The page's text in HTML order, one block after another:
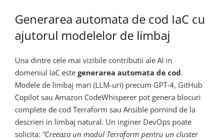
Generarea automata de cod IaC cu
ajutorul modelelor de limbaj
Una dintre cele mai vizibile contributii ale AI in
domeniul IaC este generarea automata de cod.
Modele de limbaj mari (LLM-uri) precum GPT-4, GitHub
Copilot sau Amazon CodeWhisperer pot genera blocuri
complete de cod Terraform sau Ansible pornind de la
descrieri in limbaj natural. Un inginer DevOps poate
solicita: “Creeaza un modul Terraform pentru un cluster